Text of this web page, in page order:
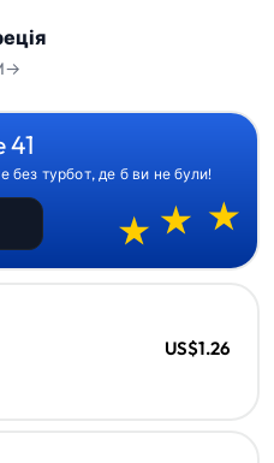
без турбот, де б ви не були!
US$1.26